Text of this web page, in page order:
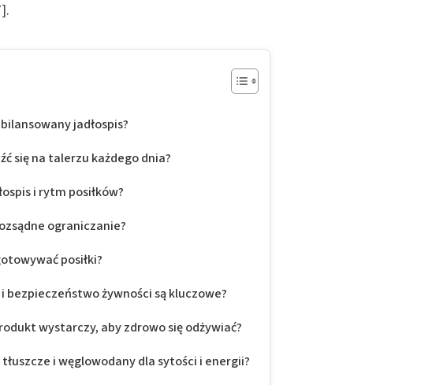
jadłospis?
się na talerzu każdego dnia?
i rytm posiłków?
ograniczanie?
posiłki?
bezpieczeństwo żywności są kluczowe?
wystarczy, aby zdrowo się odżywiać?
tłuszcze i węglowodany dla sytości i energii?